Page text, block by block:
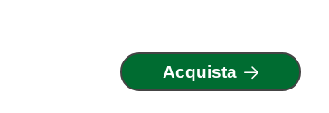
Acquista